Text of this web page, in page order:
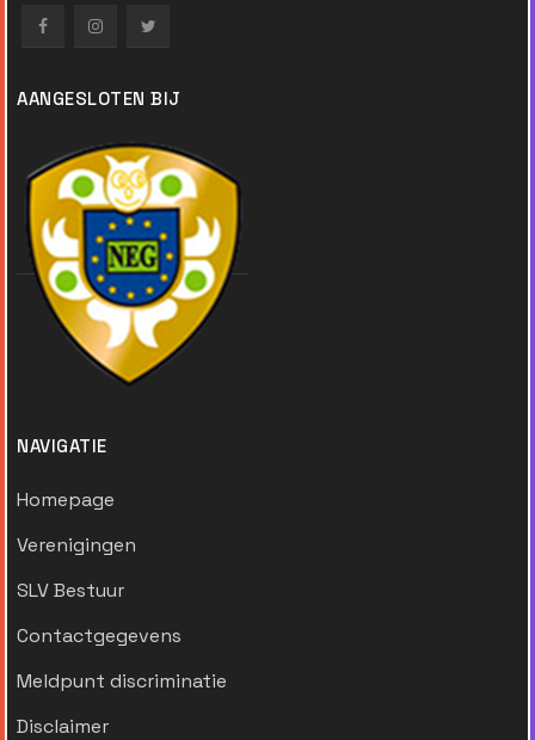
AANGESLOTEN BIJ
NAVIGATIE
Homepage
Verenigingen
SLV Bestuur
Contactgegevens
Meldpunt discriminatie
Disclaimer